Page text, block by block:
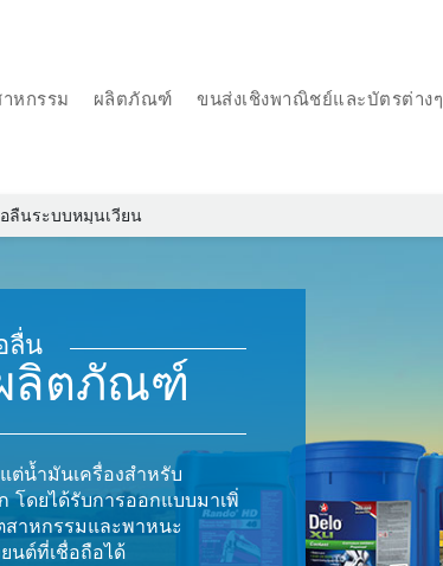
หกรรม ผลิตภัณฑ์ ขนส่งเชิงพาณิชย์และบัตรต่างๆ
ลื่นระบบหมุนเวียน
ลื่น
ลิตภัณฑ์
น้ำมันเครื่องสำหรับ
โดยได้รับการออกแบบมาเพิ่
าหกรรมและพาหนะ
นต์ที่เชื่อถือได้